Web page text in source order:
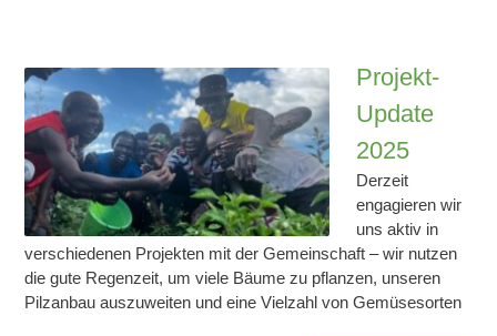
Projekt-
Update
2025
Derzeit
engagieren wir
uns aktiv in
verschiedenen Projekten mit der Gemeinschaft – wir nutzen
die gute Regenzeit, um viele Bäume zu pflanzen, unseren
Pilzanbau auszuweiten und eine Vielzahl von Gemüsesorten